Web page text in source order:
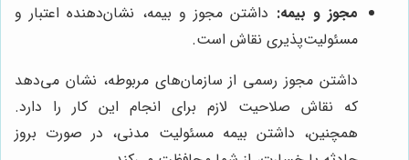
مجوز و بیمه: داشتن مجوز و بیمه، نشان‌دهنده اعتبار و
مسئولیت‌پذیری نقاش است.
داشتن مجوز رسمی از سازمان‌های مربوطه، نشان می‌دهد
که نقاش صلاحیت لازم برای انجام این کار را دارد.
همچنین، داشتن بیمه مسئولیت مدنی، در صورت بروز